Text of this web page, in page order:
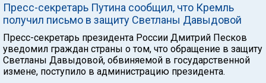
Пресс-секретарь Путина сообщил, что Кремль
получил письмо в защиту Светланы Давыдовой
Пресс-секретарь президента России Дмитрий Песков
уведомил граждан страны о том, что обращение в защиту
Светланы Давыдовой, обвиняемой в государственной
измене, поступило в администрацию президента.